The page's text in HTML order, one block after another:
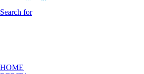
Search for
HOME